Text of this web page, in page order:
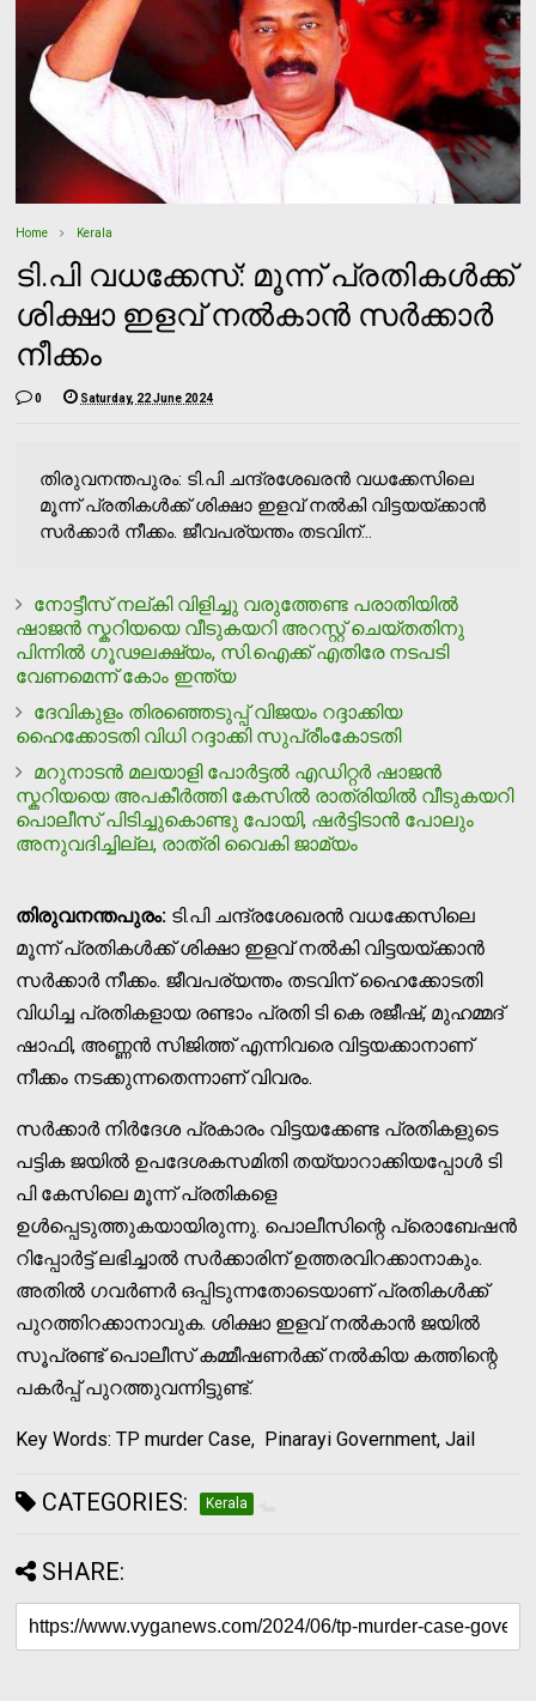
Home Kerala
ടി.പി വധക്കേസ്: മൂന്ന് പ്രതികള്‍ക്ക്
ശിക്ഷാ ഇളവ് നല്‍കാന്‍ സര്‍ക്കാര്‍
നീക്കം
0 Saturday, 22 June 2024
തിരുവനന്തപുരം: ടി.പി ചന്ദ്രശേഖരന്‍ വധക്കേസിലെ
മൂന്ന് പ്രതികള്‍ക്ക് ശിക്ഷാ ഇളവ് നല്‍കി വിട്ടയയ്ക്കാന്‍
സര്‍ക്കാര്‍ നീക്കം. ജീവപര്യന്തം തടവിന്...
നോട്ടീസ് നല്കി വിളിച്ചു വരുത്തേണ്ട പരാതിയിൽ
ഷാജൻ സ്കറിയയെ വീടുകയറി അറസ്റ്റ് ചെയ്തതിനു
പിന്നിൽ ഗൂഢലക്ഷ്യം, സി.ഐക്ക് എതിരേ നടപടി
വേണമെന്ന് കോം ഇന്ത്യ
ദേവികുളം തിരഞ്ഞെടുപ്പ് വിജയം റദ്ദാക്കിയ
ഹൈക്കോടതി വിധി റദ്ദാക്കി സുപ്രീംകോടതി
മറുനാടൻ മലയാളി പോർട്ടൽ എഡിറ്റർ ഷാജൻ
സ്കറിയയെ അപകീർത്തി കേസിൽ രാത്രിയിൽ വീടുകയറി
പൊലീസ് പിടിച്ചുകൊണ്ടു പോയി, ഷർട്ടിടാൻ പോലും
അനുവദിച്ചില്ല, രാത്രി വൈകി ജാമ്യം
തിരുവനന്തപുരം: ടി.പി ചന്ദ്രശേഖരന്‍ വധക്കേസിലെ
മൂന്ന് പ്രതികള്‍ക്ക് ശിക്ഷാ ഇളവ് നല്‍കി വിട്ടയയ്ക്കാന്‍
സര്‍ക്കാര്‍ നീക്കം. ജീവപര്യന്തം തടവിന് ഹൈക്കോടതി
വിധിച്ച പ്രതികളായ രണ്ടാം പ്രതി ടി കെ രജീഷ്, മുഹമ്മദ്
ഷാഫി, അണ്ണന്‍ സിജിത്ത് എന്നിവരെ വിട്ടയക്കാനാണ്
നീക്കം നടക്കുന്നതെന്നാണ് വിവരം.
സര്‍ക്കാര്‍ നിര്‍ദേശ പ്രകാരം വിട്ടയക്കേണ്ട പ്രതികളുടെ
പട്ടിക ജയില്‍ ഉപദേശകസമിതി തയ്യാറാക്കിയപ്പോള്‍ ടി
പി കേസിലെ മൂന്ന് പ്രതികളെ
ഉള്‍പ്പെടുത്തുകയായിരുന്നു. പൊലീസിന്റെ പ്രൊബേഷന്‍
റിപ്പോര്‍ട്ട് ലഭിച്ചാല്‍ സര്‍ക്കാരിന് ഉത്തരവിറക്കാനാകും.
അതില്‍ ഗവര്‍ണര്‍ ഒപ്പിടുന്നതോടെയാണ് പ്രതികള്‍ക്ക്
പുറത്തിറക്കാനാവുക. ശിക്ഷാ ഇളവ് നല്‍കാന്‍ ജയില്‍
സൂപ്രണ്ട് പൊലീസ് കമ്മീഷണര്‍ക്ക് നല്‍കിയ കത്തിന്റെ
പകര്‍പ്പ് പുറത്തുവന്നിട്ടുണ്ട്.
Key Words: TP murder Case, Pinarayi Government, Jail
CATEGORIES: Kerala
SHARE: